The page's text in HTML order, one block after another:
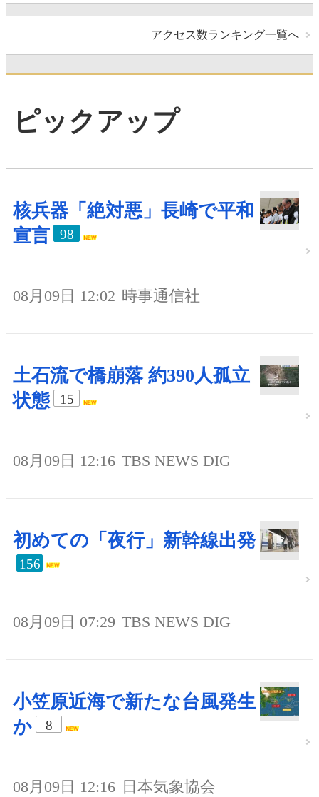
アクセス数ランキング一覧へ
ピックアップ
核兵器「絶対悪」長崎で平和
宣言
98
08月09日 12:02 時事通信社
土石流で橋崩落 約390人孤立
状態
15
08月09日 12:16 TBS NEWS DIG
初めての「夜行」新幹線出発
156
08月09日 07:29 TBS NEWS DIG
小笠原近海で新たな台風発生
か
8
08月09日 12:16 日本気象協会